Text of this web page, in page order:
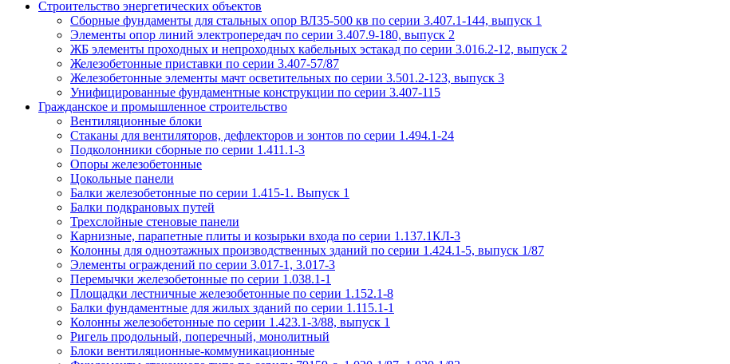
Строительство энергетических объектов
Сборные фундаменты для стальных опор ВЛ35-500 кв по серии 3.407.1-144, выпуск 1
Элементы опор линий электропередач по серии 3.407.9-180, выпуск 2
ЖБ элементы проходных и непроходных кабельных эстакад по серии 3.016.2-12, выпуск 2
Железобетонные приставки по серии 3.407-57/87
Железобетонные элементы мачт осветительных по серии 3.501.2-123, выпуск 3
Унифицированные фундаментные конструкции по серии 3.407-115
Гражданское и промышленное строительство
Вентиляционные блоки
Стаканы для вентиляторов, дефлекторов и зонтов по серии 1.494.1-24
Подколонники сборные по серии 1.411.1-3
Опоры железобетонные
Цокольные панели
Балки железобетонные по серии 1.415-1. Выпуск 1
Балки подкрановых путей
Трехслойные стеновые панели
Карнизные, парапетные плиты и козырьки входа по серии 1.137.1КЛ-3
Колонны для одноэтажных производственных зданий по серии 1.424.1-5, выпуск 1/87
Элементы ограждений по серии 3.017-1, 3.017-3
Перемычки железобетонные по серии 1.038.1-1
Площадки лестничные железобетонные по серии 1.152.1-8
Балки фундаментные для жилых зданий по серии 1.115.1-1
Колонны железобетонные по серии 1.423.1-3/88, выпуск 1
Ригель продольный, поперечный, монолитный
Блоки вентиляционные-коммуникационные